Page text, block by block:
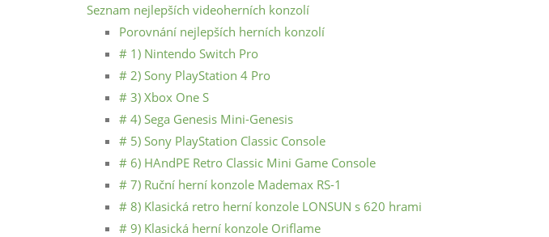
Seznam nejlepších videoherních konzolí
Porovnání nejlepších herních konzolí
# 1) Nintendo Switch Pro
# 2) Sony PlayStation 4 Pro
# 3) Xbox One S
# 4) Sega Genesis Mini-Genesis
# 5) Sony PlayStation Classic Console
# 6) HAndPE Retro Classic Mini Game Console
# 7) Ruční herní konzole Mademax RS-1
# 8) Klasická retro herní konzole LONSUN s 620 hrami
# 9) Klasická herní konzole Oriflame